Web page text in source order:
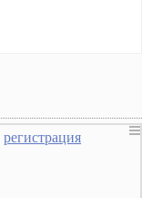
регистрация